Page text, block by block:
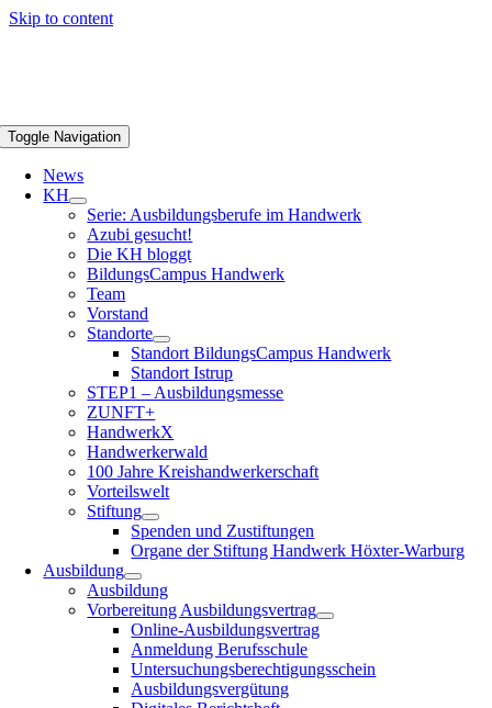
Skip to content
Toggle Navigation
News
KH
Serie: Ausbildungsberufe im Handwerk
Azubi gesucht!
Die KH bloggt
BildungsCampus Handwerk
Team
Vorstand
Standorte
Standort BildungsCampus Handwerk
Standort Istrup
STEP1 – Ausbildungsmesse
ZUNFT+
HandwerkX
Handwerkerwald
100 Jahre Kreishandwerkerschaft
Vorteilswelt
Stiftung
Spenden und Zustiftungen
Organe der Stiftung Handwerk Höxter-Warburg
Ausbildung
Ausbildung
Vorbereitung Ausbildungsvertrag
Online-Ausbildungsvertrag
Anmeldung Berufsschule
Untersuchungsberechtigungsschein
Ausbildungsvergütung